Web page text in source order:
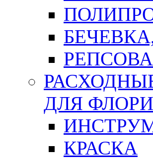
ДЛЯ
КРАСКА